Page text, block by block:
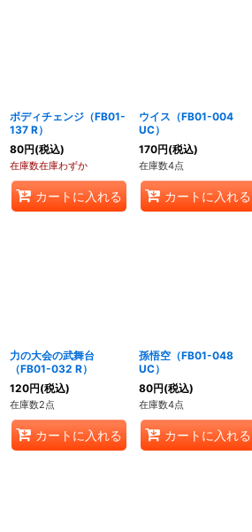
ボディチェンジ（FB01-
137 R）
80円(税込)
在庫数在庫わずか
カートに入れる
ウイス（FB01-004
UC）
170円(税込)
在庫数4点
カートに入れる
力の大会の武舞台
（FB01-032 R）
120円(税込)
在庫数2点
カートに入れる
孫悟空（FB01-048
UC）
80円(税込)
在庫数4点
カートに入れる